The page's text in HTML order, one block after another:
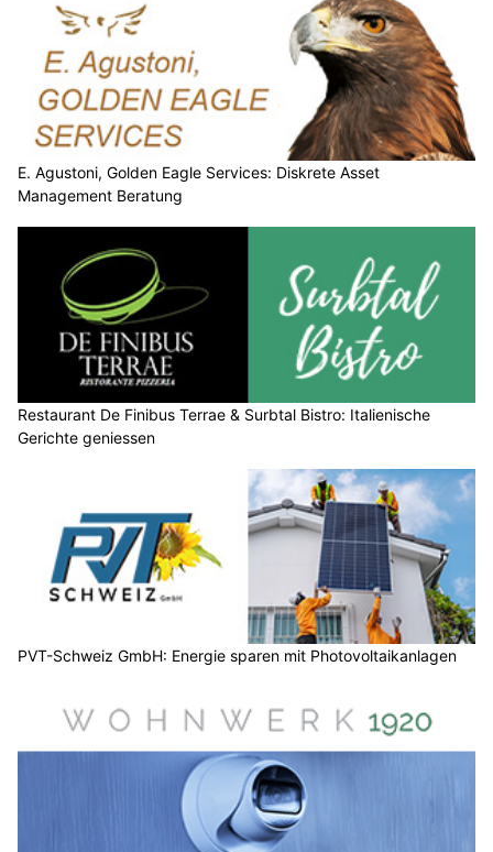
E. Agustoni, Golden Eagle Services: Diskrete Asset
Management Beratung
Restaurant De Finibus Terrae & Surbtal Bistro: Italienische
Gerichte geniessen
PVT-Schweiz GmbH: Energie sparen mit Photovoltaikanlagen